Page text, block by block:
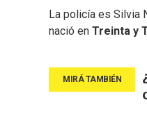
La policía es Silvia
nació en Treinta y